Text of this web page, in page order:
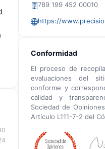
789 199 452 00010
https://
Conformidad
El proceso de
evaluaciones del
conforme y
calidad y
Sociedad de
Artículo L111-7-2 del